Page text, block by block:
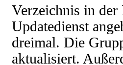
Verzeichnis in
Updatedienst
dreimal. Die
aktualisiert.